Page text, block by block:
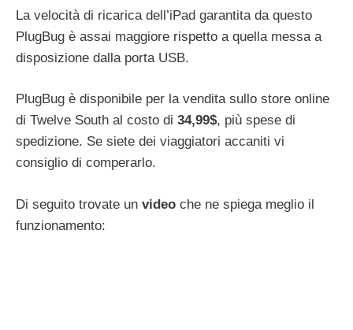
La velocità di ricarica dell’iPad garantita da questo
PlugBug è assai maggiore rispetto a quella messa a
disposizione dalla porta USB.
PlugBug è disponibile per la vendita sullo store online
di Twelve South al costo di 34,99$, più spese di
spedizione. Se siete dei viaggiatori accaniti vi
consiglio di comperarlo.
Di seguito trovate un video che ne spiega meglio il
funzionamento: